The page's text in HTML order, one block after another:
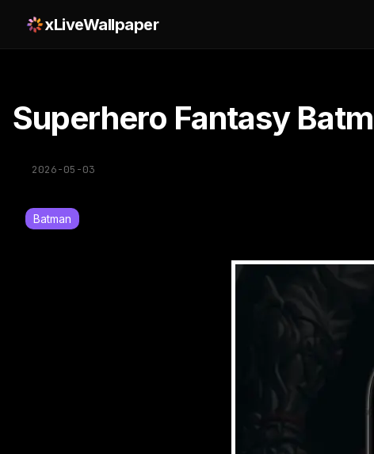
xLiveWallpaper
Superhero Fantasy
2026-05-03
Batman